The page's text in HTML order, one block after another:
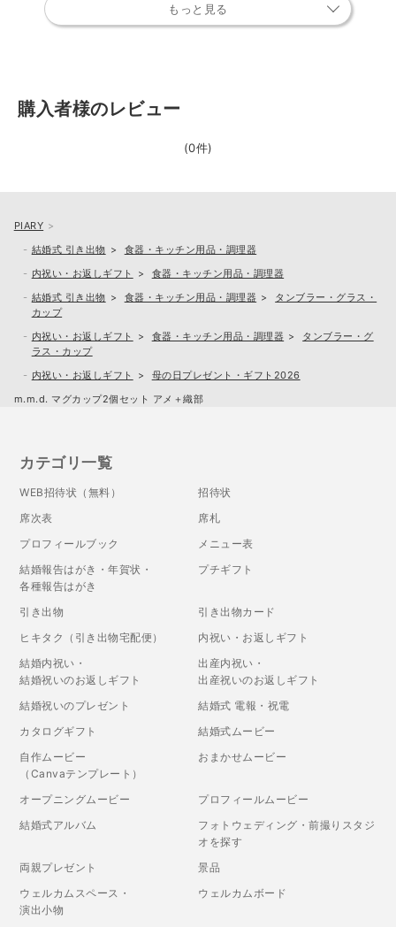
もっと見る
購入者様のレビュー
(0件)
PIARY
結婚式 引き出物
食器・キッチン用品・調理器
内祝い・お返しギフト
食器・キッチン用品・調理器
結婚式 引き出物
食器・キッチン用品・調理器
タンブラー・グラス・
カップ
内祝い・お返しギフト
食器・キッチン用品・調理器
タンブラー・グ
ラス・カップ
内祝い・お返しギフト
母の日プレゼント・ギフト2026
m.m.d. マグカップ2個セット アメ＋織部
カテゴリ一覧
WEB招待状（無料）
招待状
席次表
席札
プロフィールブック
メニュー表
結婚報告はがき・年賀状・
各種報告はがき
プチギフト
引き出物
引き出物カード
ヒキタク（引き出物宅配便）
内祝い・お返しギフト
結婚内祝い・
結婚祝いのお返しギフト
出産内祝い・
出産祝いのお返しギフト
結婚祝いのプレゼント
結婚式 電報・祝電
カタログギフト
結婚式ムービー
自作ムービー
（Canvaテンプレート）
おまかせムービー
オープニングムービー
プロフィールムービー
結婚式アルバム
フォトウェディング・前撮りスタジ
オを探す
両親プレゼント
景品
ウェルカムスペース・
演出小物
ウェルカムボード